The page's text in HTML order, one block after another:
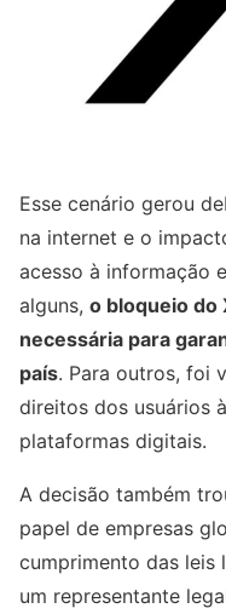
Esse cenário gerou
na internet e o
acesso à informação
alguns, o bloqueio do
necessária para
país. Para outros, foi
direitos dos usuários
plataformas digitais.
A decisão também
papel de empresas
cumprimento das leis
um representante